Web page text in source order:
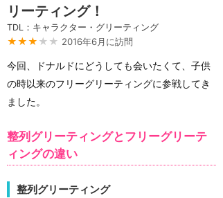
リーティング！
TDL：キャラクター・グリーティング
★★★ ★★ 2016年6月に訪問
今回、ドナルドにどうしても会いたくて、子供
の時以来のフリーグリーティングに参戦してき
ました。
整列グリーティングとフリーグリーテ
ィングの違い
整列グリーティング